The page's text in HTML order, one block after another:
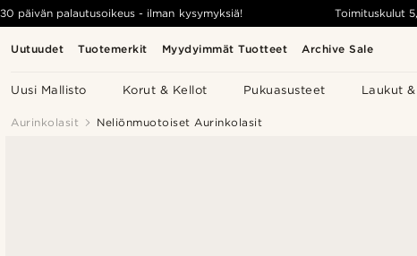
Uutuudet Tuotemerkit Myydyimmät Tuotteet Archive Sale
Uusi Mallisto Korut & Kellot Pukuasusteet Laukut
30 päivän palautusoikeus - ilman kysymyksiä! Toimituskulut
Aurinkolasit Neliönmuotoiset Aurinkolasit